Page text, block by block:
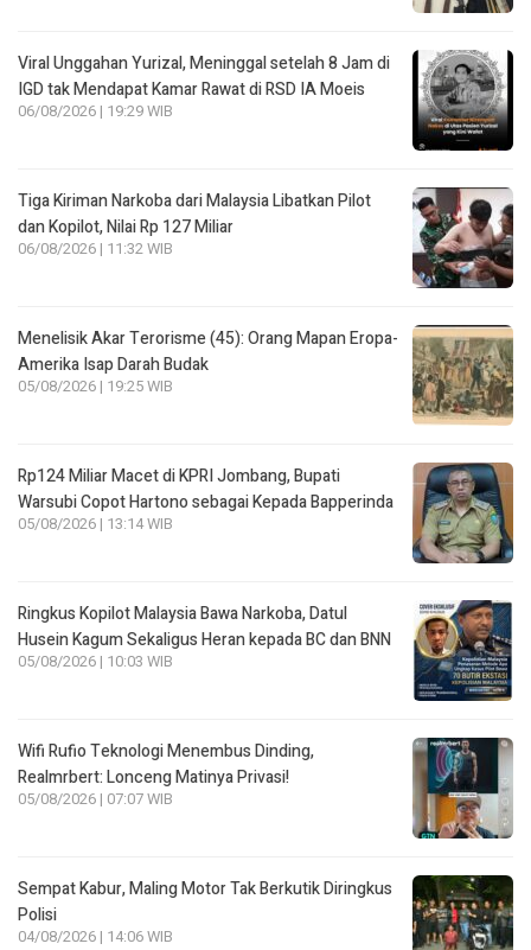
Viral Unggahan Yurizal, Meninggal setelah 8 Jam di
IGD tak Mendapat Kamar Rawat di RSD IA Moeis
06/08/2026 | 19:29 WIB
Tiga Kiriman Narkoba dari Malaysia Libatkan Pilot
dan Kopilot, Nilai Rp 127 Miliar
06/08/2026 | 11:32 WIB
Menelisik Akar Terorisme (45): Orang Mapan Eropa-
Amerika Isap Darah Budak
05/08/2026 | 19:25 WIB
Rp124 Miliar Macet di KPRI Jombang, Bupati
Warsubi Copot Hartono sebagai Kepada Bapperinda
05/08/2026 | 13:14 WIB
Ringkus Kopilot Malaysia Bawa Narkoba, Datul
Husein Kagum Sekaligus Heran kepada BC dan BNN
05/08/2026 | 10:03 WIB
Wifi Rufio Teknologi Menembus Dinding,
Realmrbert: Lonceng Matinya Privasi!
05/08/2026 | 07:07 WIB
Sempat Kabur, Maling Motor Tak Berkutik Diringkus
Polisi
04/08/2026 | 14:06 WIB